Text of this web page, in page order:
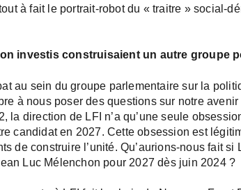
à fait le portrait-robot du « traitre » social-
investis construisaient un autre groupe
au sein du groupe parlementaire sur la
à nous poser des questions sur notre
la direction de LFI n’a qu’une seule
candidat en 2027. Cette obsession est
de construire l’unité. Qu’aurions-nous fait
Luc Mélenchon pour 2027 dès juin 2024 ?